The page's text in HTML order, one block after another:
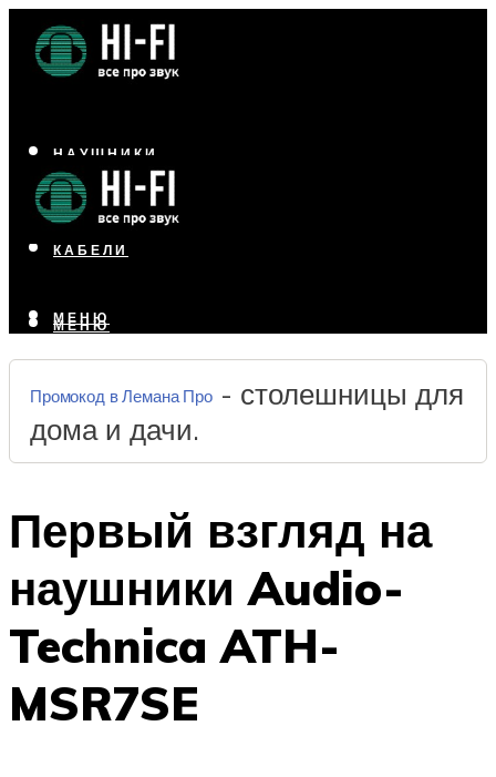
НАУШНИКИ
АКУСТИКА
УСИЛИТЕЛИ
КАБЕЛИ
МЕНЮ
МЕНЮ
Промокод в Лемана Про- столешницы для
дома и дачи.
Первый взгляд на
наушники Audio-
Technica ATH-
MSR7SE